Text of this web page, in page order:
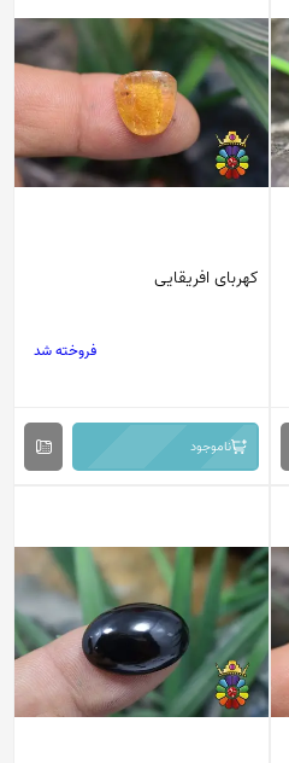
کهربای افریقایی
فروخته شد
ناموجود